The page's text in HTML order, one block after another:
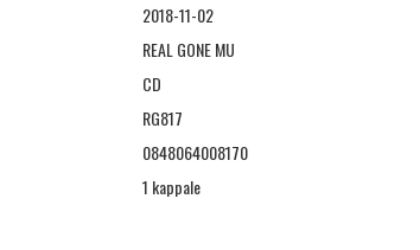
2018-11-02
REAL GONE MU
CD
RG817
0848064008170
1 kappale